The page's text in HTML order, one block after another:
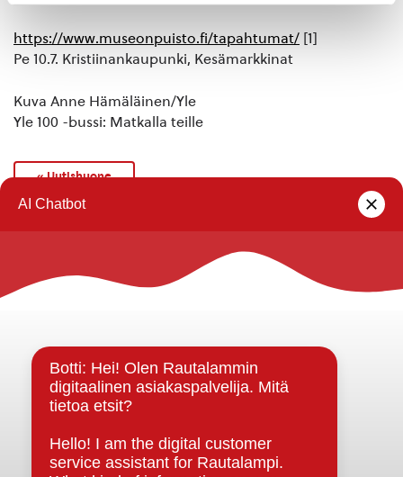
https://www.museonpuisto.fi/tapahtumat/ [1]
Pe 10.7. Kristiinankaupunki, Kesämarkkinat
Kuva Anne Hämäläinen/Yle
Yle 100 -bussi: Matkalla teille
« Uutishuone
Rautalammin kunta
Strategiat, ohjelmat, ohjeet, suunnitelmat, säännöt ja
sopimukset
Asiakirjajulkisuuskuvaus
Evästeet
Saavutettavuusseloste